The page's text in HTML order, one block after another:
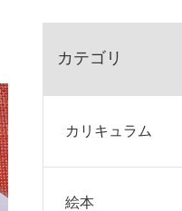
カテゴリ
カリキュラム
絵本